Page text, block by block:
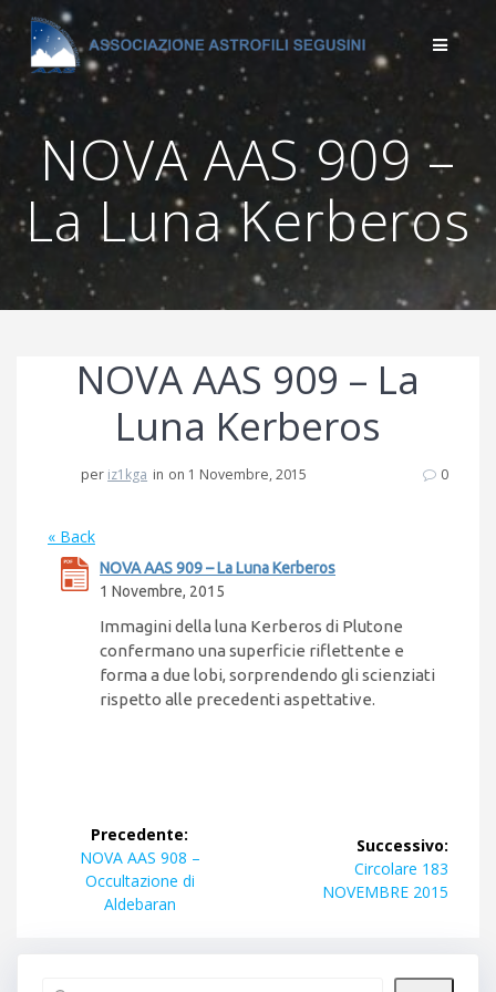
Salta
al
contenuto
NOVA AAS 909 –
La Luna Kerberos
NOVA AAS 909 – La
Luna Kerberos
per iz1kga in on 1 Novembre, 2015 0
« Back
NOVA AAS 909 – La Luna Kerberos
1 Novembre, 2015
Immagini della luna Kerberos di Plutone
confermano una superficie riflettente e
forma a due lobi, sorprendendo gli scienziati
rispetto alle precedenti aspettative.
Navigazione
articoli
Precedente:
Articolo
precedente:
NOVA AAS 908 –
Occultazione di
Aldebaran
Successivo:
Articolo
successivo:
Circolare 183
NOVEMBRE 2015